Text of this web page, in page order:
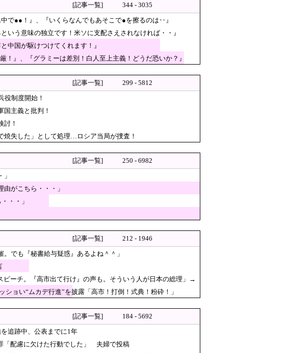
まれる 参議院議員「日本人ではないと思
われると為すすべべもなくダメージを受
除しました！」 → ネット特定班「女児？全学連のプロ
る物が無さすぎて輸出額で韓国に惨敗・・・
い訳がこちら…」→「もはや自白だろこ
味の独立です！米ソに支配さえされなければ・・』
大統領に「政治利用」の過去
市、ではトップ3は？
悔しさ露わ
実績水増し [8/7]
が経営を圧迫」
ム付近から出火！
外国人審判接待を報道！」→「信頼を揺
及」「２００２年はどうなの？」
め政府が過半数の株式を引き受ける
求を呑んだFIFAだったがUEFA側は強硬姿
交う激震の中で患者を全身で庇う医師らの咄嗟の行動
[記事一覧]
344 - 3035
で●●！』、『いくらなんでもあそこで●を擦るのは‥』
う意味の独立です！米ソに支配さえされなければ・・』
中国が駆けつけてくれます！』
』、『グラミーは差別！白人至上主義！どうだ恐いか？』
[記事一覧]
299 - 5812
制度開始！
主義と批判！
討！
焼失した」として処理…ロシア当局が捜査！
[記事一覧]
250 - 6982
がこちら・・・」
・・」
[記事一覧]
212 - 1946
でも『秘書給与疑惑』あるよね＾＾」
ピーチ。『高市出て行け』の声も。そういう人が日本の総理」→
ョい“ムカデ行進”を披露「高市！打倒！式典！粉砕！」
[記事一覧]
184 - 5692
追跡中、公表までに1年
「配慮に欠けた行動でした」 夫婦で投稿